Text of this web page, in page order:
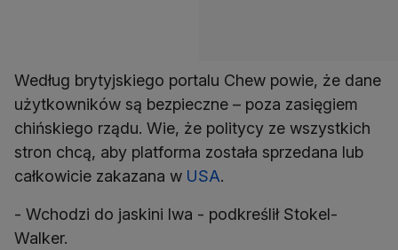
Według brytyjskiego portalu Chew powie, że dane
użytkowników są bezpieczne – poza zasięgiem
chińskiego rządu. Wie, że politycy ze wszystkich
stron chcą, aby platforma została sprzedana lub
całkowicie zakazana w USA.
- Wchodzi do jaskini lwa - podkreślił Stokel-
Walker.